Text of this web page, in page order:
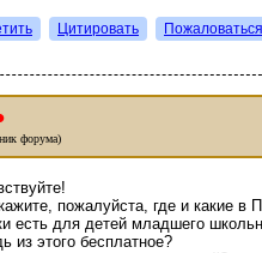
Цитировать Пожаловаться
форума)
пожалуйста, где и какие в
есть для детей младшего
из этого бесплатное?